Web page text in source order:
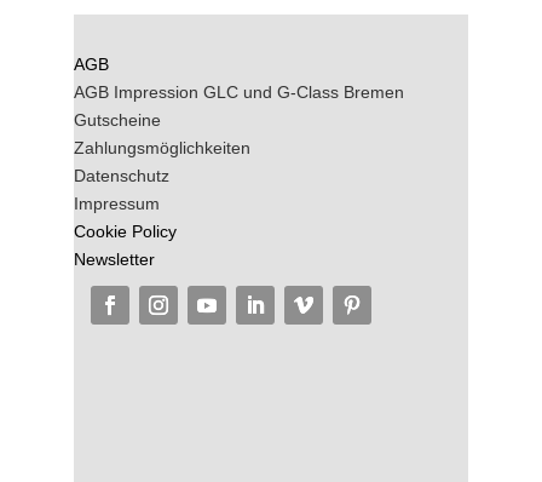
AGB
AGB Impression GLC und G-Class Bremen
Gutscheine
Zahlungsmöglichkeiten
Datenschutz
Impressum
Cookie Policy
Newsletter